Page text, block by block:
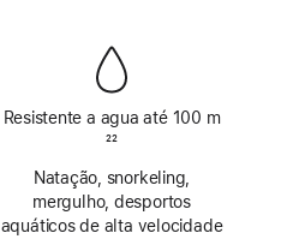
Resistente a agua até 100 m
rodapé
22
Natação, snorkeling,
mergulho, desportos
aquáticos de alta velocidade